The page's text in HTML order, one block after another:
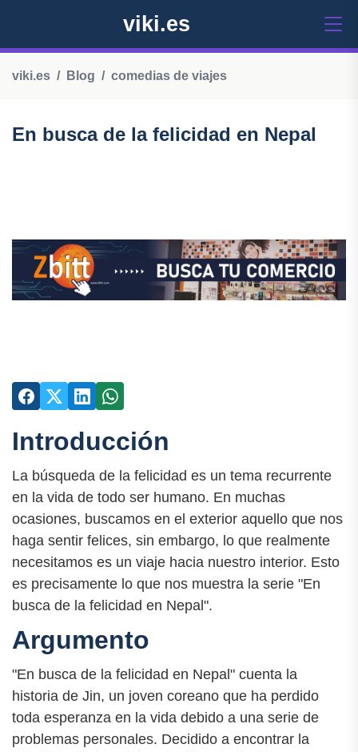
viki.es
viki.es Blog comedias de viajes
En busca de la felicidad en Nepal
Introducción
La búsqueda de la felicidad es un tema recurrente
en la vida de todo ser humano. En muchas
ocasiones, buscamos en el exterior aquello que nos
haga sentir felices, sin embargo, lo que realmente
necesitamos es un viaje hacia nuestro interior. Esto
es precisamente lo que nos muestra la serie "En
busca de la felicidad en Nepal".
Argumento
"En busca de la felicidad en Nepal" cuenta la
historia de Jin, un joven coreano que ha perdido
toda esperanza en la vida debido a una serie de
problemas personales. Decidido a encontrar la